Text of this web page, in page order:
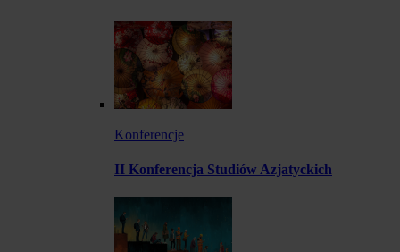
Konferencje
II Konferencja Studiów Azjatyckich